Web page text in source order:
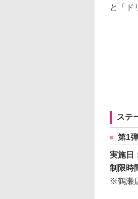
と「ド
ステ
第1
実施日
制限時
※鶴瀬